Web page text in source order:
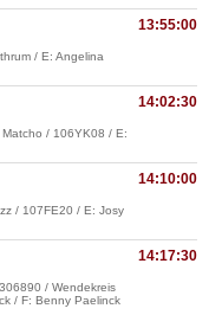
13:55:00
/ E: Angelina
14:02:30
/ 106YK08 / E:
14:10:00
/ 107FE20 / E: Josy
14:17:30
/ Wendekreis
/ F: Benny Paelinck